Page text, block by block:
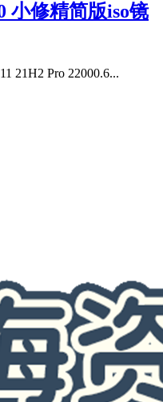
小修精简版iso镜
21H2 Pro 22000.6...